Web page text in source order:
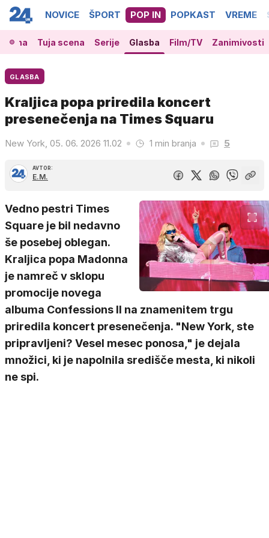
NOVICE ŠPORT POP IN POPKAST VREME
Tuja scena Serije Glasba Film/TV Zanimivosti
GLASBA
Kraljica popa priredila koncert
presenečenja na Times Squaru
New York, 05. 06. 2026 11.02 1 min branja 5
AVTOR:
E.M.
Vedno pestri Times
Square je bil nedavno
še posebej oblegan.
Kraljica popa Madonna
je namreč v sklopu
promocije novega
albuma Confessions II na znamenitem trgu
priredila koncert presenečenja. "New York, ste
pripravljeni? Vesel mesec ponosa," je dejala
množici, ki je napolnila središče mesta, ki nikoli
ne spi.